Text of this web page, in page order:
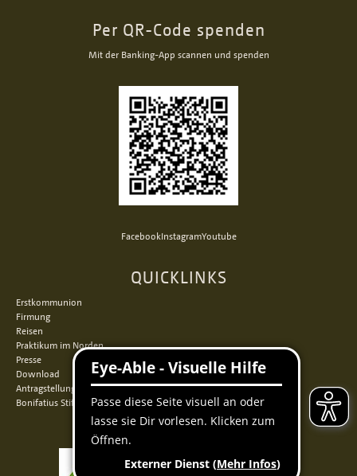
Per QR-Code spenden
Mit der Banking-App scannen und spenden
FacebookInstagramYoutube
QUICKLINKS
Erstkommunion
Firmung
Reisen
Praktikum im Norden
Presse
Download
Antragstellung
Bonifatius Stiftungszentrum